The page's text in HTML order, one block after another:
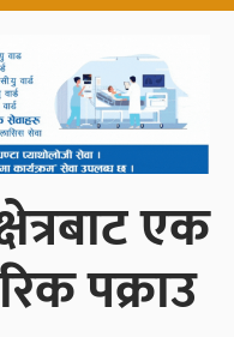
एक
पक्राउ